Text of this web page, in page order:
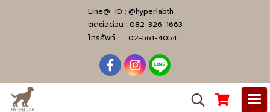
Line@ ID : @hyperlabth
ติดต่อด่วน : 082-326-1663
โทรศัพท์ : 02-561-4054